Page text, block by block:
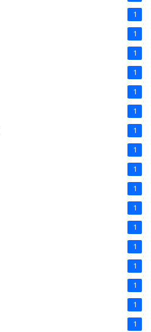
1
1
1
1
1
1
1
1
1
1
1
1
1
1
1
1
1